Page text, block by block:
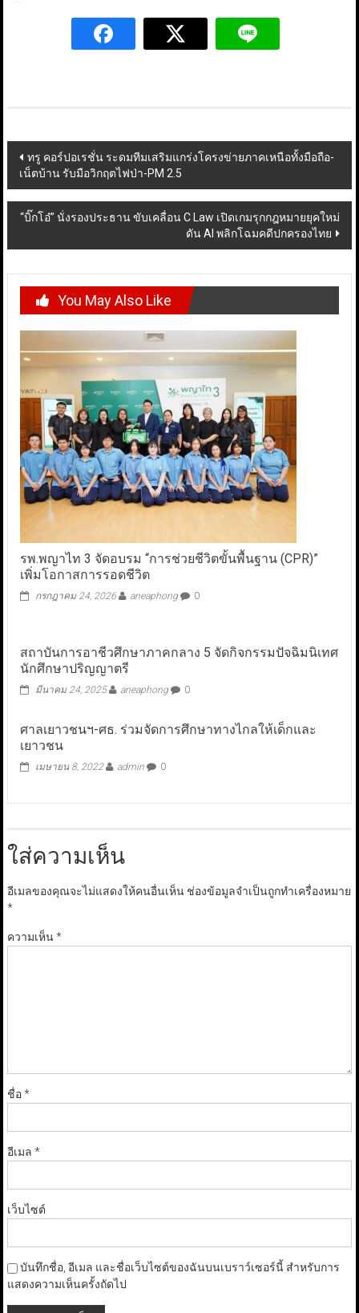
Post
navigation
ทรู คอร์ปอเรชั่น ระดมทีมเสริมแกร่งโครงข่ายภาคเหนือทั้งมือถือ-
เน็ตบ้าน รับมือวิกฤตไฟป่า-PM 2.5
“บิ๊กโอ๋” นั่งรองประธาน ขับเคลื่อน C Law เปิดเกมรุกกฎหมายยุคใหม่
ดัน AI พลิกโฉมคดีปกครองไทย
You May Also Like
รพ.พญาไท 3 จัดอบรม “การช่วยชีวิตขั้นพื้นฐาน (CPR)”
เพิ่มโอกาสการรอดชีวิต
กรกฎาคม 24, 2026 aneaphong 0
สถาบันการอาชีวศึกษาภาคกลาง 5 จัดกิจกรรมปัจฉิมนิเทศ
นักศึกษาปริญญาตรี
มีนาคม 24, 2025 aneaphong 0
ศาลเยาวชนฯ-ศธ. ร่วมจัดการศึกษาทางไกลให้เด็กและ
เยาวชน
เมษายน 8, 2022 admin 0
ใส่ความเห็น
อีเมลของคุณจะไม่แสดงให้คนอื่นเห็น ช่องข้อมูลจำเป็นถูกทำเครื่องหมาย
*
ความเห็น*
ชื่อ*
อีเมล *
เว็บไซต์
บันทึกชื่อ, อีเมล และชื่อเว็บไซต์ของฉันบนเบราว์เซอร์นี้ สำหรับการ
แสดงความเห็นครั้งถัดไป